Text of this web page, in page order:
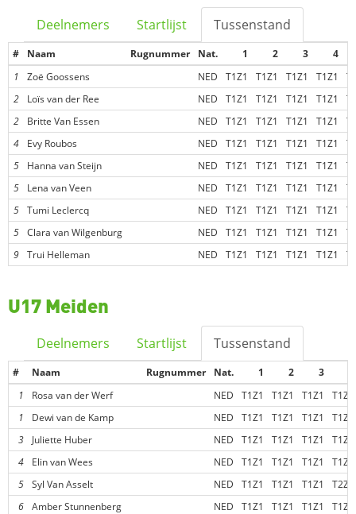
Deelnemers Startlijst Tussenstand
# Naam Rugnummer Nat. 1 2 3
4
1
Zoë Goossens NED T1Z1 T1Z1 T1Z1 T1Z1
2
Loïs van der Ree NED T1Z1 T1Z1 T1Z1 T1Z1
2
Britte Van Essen NED T1Z1 T1Z1 T1Z1 T1Z1
4
Evy Roubos NED T1Z1 T1Z1 T1Z1 T1Z1
5
Hanna van Steijn NED T1Z1 T1Z1 T1Z1 T1Z1
5
Lena van Veen NED T1Z1 T1Z1 T1Z1 T1Z1
5 Tumi Leclercq NED T1Z1 T1Z1 T1Z1 T1Z1
5 Clara van Wilgenburg NED T1Z1 T1Z1 T1Z1 T1Z1
9 Trui Helleman NED T1Z1 T1Z1 T1Z1 T1Z1
U17 Meiden
Deelnemers Startlijst Tussenstand
# Naam Rugnummer Nat. 1 2 3
1
Rosa van der Werf NED T1Z1 T1Z1 T1Z1
T1Z1
1
Dewi van de Kamp NED T1Z1 T1Z1 T1Z1
T1Z1
3
Juliette Huber NED T1Z1 T1Z1 T1Z1
T1Z1
4
Elin van Wees NED T1Z1 T1Z1 T1Z1
T1Z1
5 Syl Van Asselt NED T1Z1 T1Z1 T1Z1
T2Z2
6 Amber Stunnenberg NED T1Z1 T1Z1 T1Z1
T1Z1